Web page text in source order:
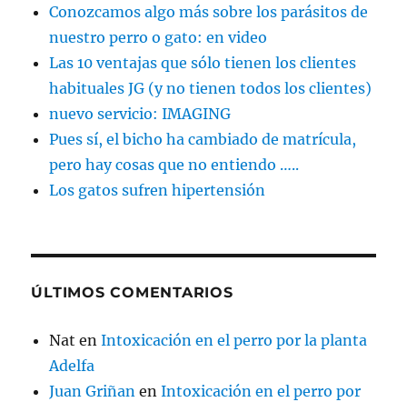
Conozcamos algo más sobre los parásitos de
nuestro perro o gato: en video
Las 10 ventajas que sólo tienen los clientes
habituales JG (y no tienen todos los clientes)
nuevo servicio: IMAGING
Pues sí, el bicho ha cambiado de matrícula,
pero hay cosas que no entiendo …..
Los gatos sufren hipertensión
ÚLTIMOS COMENTARIOS
Nat enIntoxicación en el perro por la planta
Adelfa
Juan Griñan enIntoxicación en el perro por